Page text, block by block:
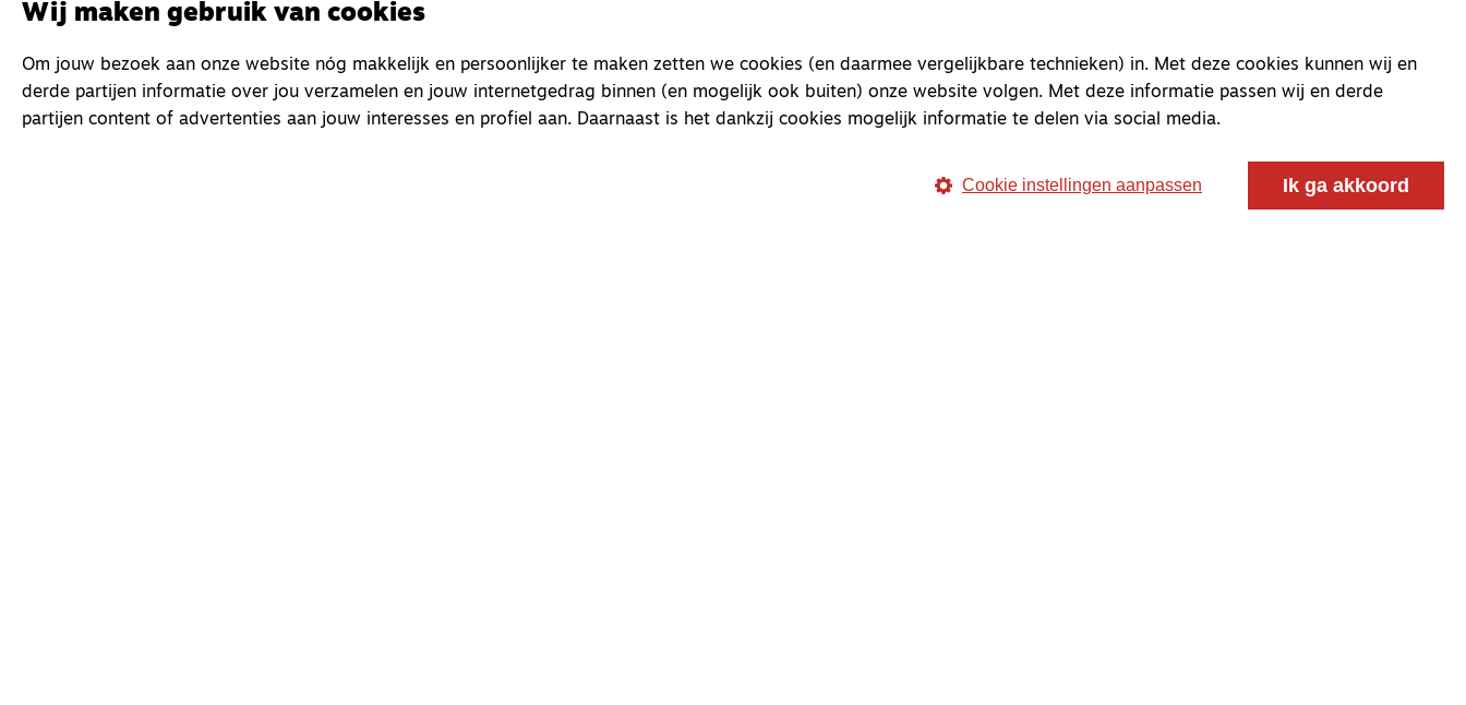
Wij maken gebruik van cookies
Om jouw bezoek aan onze website nóg makkelijk en persoonlijker te maken zetten we cookies (en daarmee vergelijkbare technieken) in. Met deze cookies kunnen wij en
derde partijen informatie over jou verzamelen en jouw internetgedrag binnen (en mogelijk ook buiten) onze website volgen. Met deze informatie passen wij en derde
partijen content of advertenties aan jouw interesses en profiel aan. Daarnaast is het dankzij cookies mogelijk informatie te delen via social media.
Cookie instellingen aanpassen Ik ga akkoord